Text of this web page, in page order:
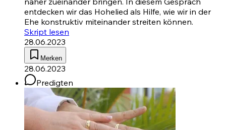
entdecken wir das Hohelied als Hilfe, wie wir in der
Ehe konstruktiv miteinander streiten können.
Skript lesen
28.06.2023
Merken
28.06.2023
Predigten